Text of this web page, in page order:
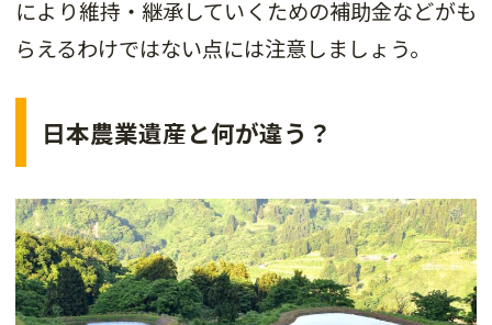
により維持・継承していくための補助金などがも
らえるわけではない点には注意しましょう。
日本農業遺産と何が違う？